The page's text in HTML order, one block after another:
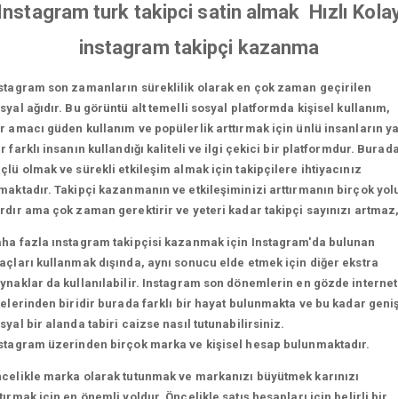
turk takipci satin almak Hızlı
instagram takipçi kazanma
son zamanların süreklilik olarak en çok zaman geçirilen
ağıdır. Bu görüntü alt temelli sosyal platformda kişisel kullanım,
amacı güden kullanım ve popülerlik arttırmak için ünlü insanların
farklı insanın kullandığı kaliteli ve ilgi çekici bir platformdur.
olmak ve sürekli etkileşim almak için takipçilere ihtiyacınız
Takipçi kazanmanın ve etkileşiminizi arttırmanın birçok
ama çok zaman gerektirir ve yeteri kadar takipçi sayınızı
fazla ınstagram takipçisi kazanmak için Instagram'da bulunan
kullanmak dışında, aynı sonucu elde etmek için diğer ekstra
da kullanılabilir. Instagram son dönemlerin en gözde internet
biridir burada farklı bir hayat bulunmakta ve bu kadar
bir alanda tabiri caizse nasıl tutunabilirsiniz.
üzerinden birçok marka ve kişisel hesap bulunmaktadır.
marka olarak tutunmak ve markanızı büyütmek karınızı